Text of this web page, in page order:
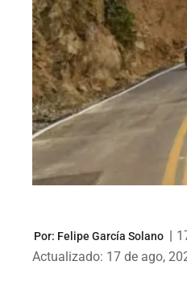
Por: Felipe García Solano |
Actualizado: 17 de ago,